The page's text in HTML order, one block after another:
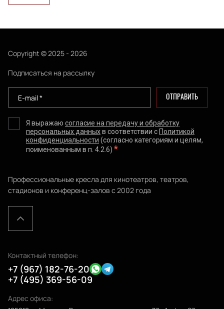
Copyright © 2025 - 2026
Подписаться на рассылку
Я выражаю согласие на передачу и обработку
персональных данныхв соответствии с Политикой
конфиденциальности (согласно категориям и целям,
поименованным в п. 4.2.6) *
ОТПРАВИТЬ
Профессиональные кресла для кинотеатров, театров,
стадионов и конференц-залов с 2002 года
Контактный телефон:
+7 (967) 182-76-20
+7 (495) 369-56-09
Адрес офиса: